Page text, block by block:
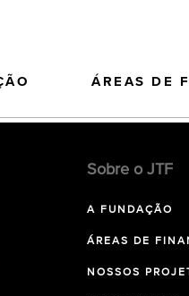
ÁREAS DE
Sobre o JTF
A FUNDAÇÃO
ÁREAS DE
NOSSOS